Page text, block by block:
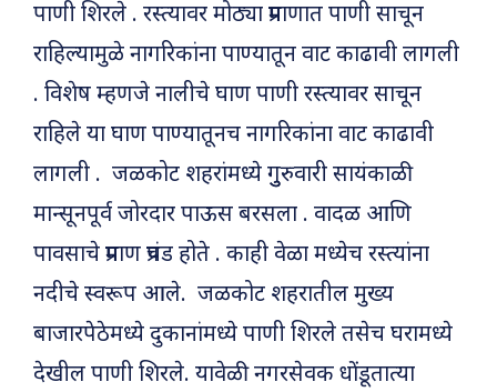
पाणी शिरले . रस्त्यावर मोठ्या प्रमाणात पाणी साचून
राहिल्यामुळे नागरिकांना पाण्यातून वाट काढावी लागली
. विशेष म्हणजे नालीचे घाण पाणी रस्त्यावर साचून
राहिले या घाण पाण्यातूनच नागरिकांना वाट काढावी
लागली . जळकोट शहरांमध्ये गुुरुवारी सायंकाळी
मान्सूनपूर्व जोरदार पाऊस बरसला . वादळ आणि
पावसाचे प्रमाण प्रचंड होते . काही वेळा मध्येच रस्त्यांना
नदीचे स्वरूप आले. जळकोट शहरातील मुख्य
बाजारपेठेमध्ये दुकानांमध्ये पाणी शिरले तसेच घरामध्ये
देखील पाणी शिरले. यावेळी नगरसेवक धोंडूतात्या